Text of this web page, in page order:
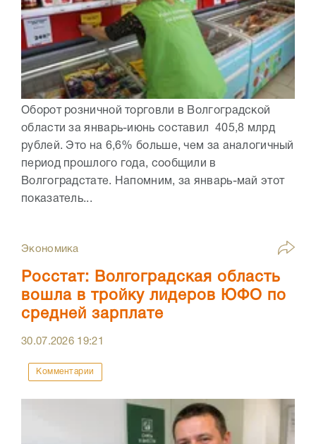
Оборот розничной торговли в Волгоградской
области за январь-июнь составил 405,8 млрд
рублей. Это на 6,6% больше, чем за аналогичный
период прошлого года, сообщили в
Волгоградстате. Напомним, за январь-май этот
показатель...
Экономика
Росстат: Волгоградская область
вошла в тройку лидеров ЮФО по
средней зарплате
30.07.2026 19:21
Комментарии